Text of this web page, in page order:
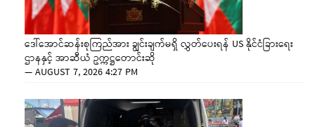
ဒေါ်အောင်ဆန်းစုကြည်အား ချွင်းချက်မရှိ လွှတ်ပေးရန် US နိုင်ငံခြားရေး
ဌာနနှင့် အာဆီယံ ဥက္ကဋ္ဌတောင်းဆို
—AUGUST 7, 2026 4:27 PM